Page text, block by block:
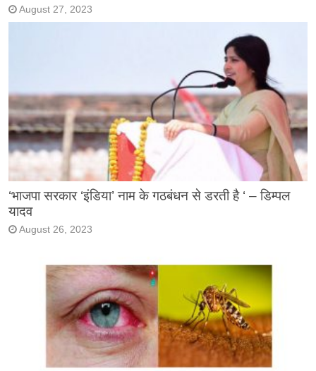
August 27, 2023
‘भाजपा सरकार ‘इंडिया’ नाम के गठबंधन से डरती है ‘ – डिम्पल
यादव
August 26, 2023